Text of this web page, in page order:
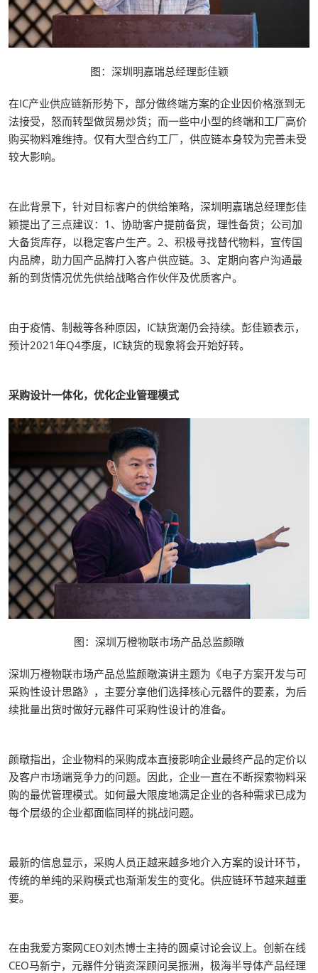
图：深圳明嘉瑞总经理彭佳颖
在IC产业供应链新形势下，部分做终端方案的企业因价格涨到无
法接受，怒而转型做贸易炒货；而一些中小型的终端和工厂高价
购买物料难维持。仅有大型合约工厂，供应链本身较为完善未受
较大影响。
在此背景下，针对目标客户的供给策略，深圳明嘉瑞总经理彭佳
颖提出了三点建议：1、协助客户提前备货，理性备货；公司加
大备货库存，以稳定客户生产。2、积极寻找替代物料，宣传国
内品牌，助力国产品牌打入客户供应链。3、定期向客户沟通最
新的到货情况优先供给战略合作伙伴及优质客户。
由于疫情、制裁等各种原因，IC缺货潮仍会持续。彭佳颖表示，
预计2021年Q4季度，IC缺货的现象将会开始好转。
采购设计一体化，优化企业管理模式
图：深圳万橙物联市场产品总监颜暾
深圳万橙物联市场产品总监颜暾演讲主题为《电子方案开发与可
采购性设计思路》，主要分享他们选择核心元器件的要素，为后
续批量出货时做好元器件可采购性设计的准备。
颜暾指出，企业物料的采购成本直接影响企业最终产品的定价以
及客户市场端竞争力的问题。因此，企业一直在不断探索物料采
购的最优管理模式。如何最大限度地满足企业的各种需求已成为
每个层级的企业都面临同样的挑战问题。
最新的信息显示，采购人员正越来越多地介入方案的设计环节，
传统的单纯的采购模式也渐渐发生的变化。供应链环节越来越重
要。
在由我爱方案网CEO刘杰博士主持的圆桌讨论会议上。创新在线
CEO马新宁，元器件分销资深顾问吴振洲，极海半导体产品经理